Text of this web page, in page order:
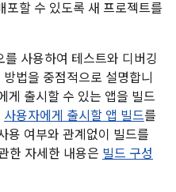
포할 수 있도록 새 프로젝트를
사용하여 테스트와 디버깅
법을 중점적으로 설명합니
게 출시할 수 있는 앱을 빌드
사용자에게 출시할 앱 빌드를
용 여부와 관계없이 빌드를
한 자세한 내용은 빌드 구성